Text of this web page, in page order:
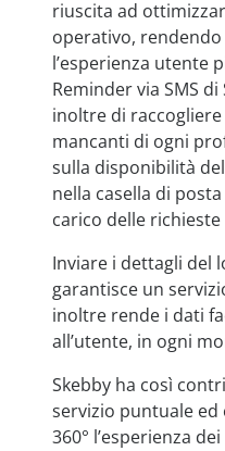
riuscita ad
operativo,
l’esperienza utente
Reminder via SMS
inoltre di
mancanti di ogni
sulla disponibilità
nella casella di
carico delle richieste
Inviare i dettagli del
garantisce un
inoltre rende i dati
all’utente, in ogni
Skebby ha così
servizio puntuale
360° l’esperienza